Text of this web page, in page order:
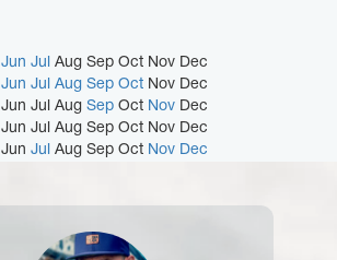
Jun Jul Aug Sep Oct Nov Dec
Jun Jul Aug Sep Oct Nov Dec
Jun Jul Aug Sep Oct Nov Dec
Jun Jul Aug Sep Oct Nov Dec
Jun Jul Aug Sep Oct Nov Dec